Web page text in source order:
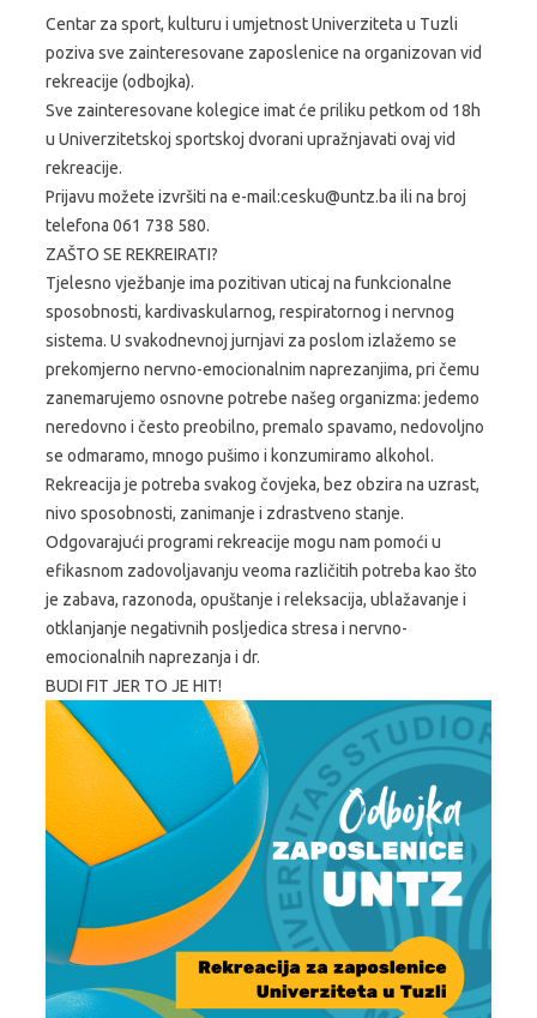
Centar za sport, kulturu i umjetnost Univerziteta u Tuzli
poziva sve zainteresovane zaposlenice na organizovan vid
rekreacije (odbojka).
Sve zainteresovane kolegice imat će priliku petkom od 18h
u Univerzitetskoj sportskoj dvorani upražnjavati ovaj vid
rekreacije.
Prijavu možete izvršiti na e-mail:cesku@untz.ba ili na broj
telefona 061 738 580.
ZAŠTO SE REKREIRATI?
Tjelesno vježbanje ima pozitivan uticaj na funkcionalne
sposobnosti, kardivaskularnog, respiratornog i nervnog
sistema. U svakodnevnoj jurnjavi za poslom izlažemo se
prekomjerno nervno-emocionalnim naprezanjima, pri čemu
zanemarujemo osnovne potrebe našeg organizma: jedemo
neredovno i često preobilno, premalo spavamo, nedovoljno
se odmaramo, mnogo pušimo i konzumiramo alkohol.
Rekreacija je potreba svakog čovjeka, bez obzira na uzrast,
nivo sposobnosti, zanimanje i zdrastveno stanje.
Odgovarajući programi rekreacije mogu nam pomoći u
efikasnom zadovoljavanju veoma različitih potreba kao što
je zabava, razonoda, opuštanje i releksacija, ublažavanje i
otklanjanje negativnih posljedica stresa i nervno-
emocionalnih naprezanja i dr.
BUDI FIT JER TO JE HIT!